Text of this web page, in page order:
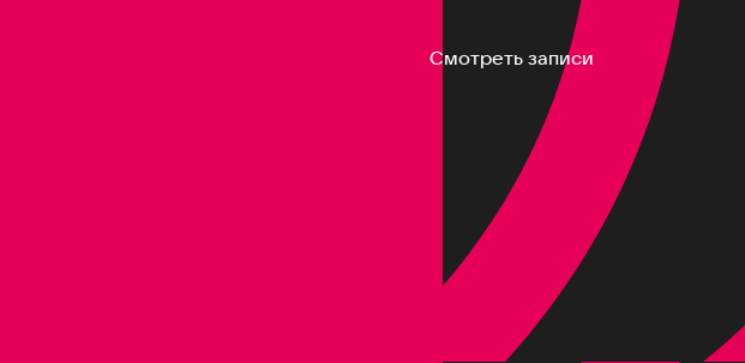
Смотреть записи